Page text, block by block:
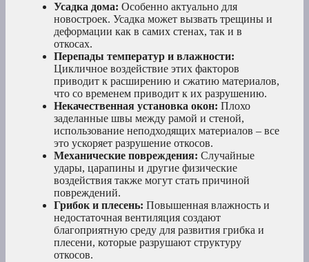
Усадка дома: Особенно актуально для
новостроек. Усадка может вызвать трещины и
деформации как в самих стенах, так и в
откосах.
Перепады температур и влажности:
Цикличное воздействие этих факторов
приводит к расширению и сжатию материалов,
что со временем приводит к их разрушению.
Некачественная установка окон: Плохо
заделанные швы между рамой и стеной,
использование неподходящих материалов – все
это ускоряет разрушение откосов.
Механические повреждения: Случайные
удары, царапины и другие физические
воздействия также могут стать причиной
повреждений.
Грибок и плесень: Повышенная влажность и
недостаточная вентиляция создают
благоприятную среду для развития грибка и
плесени, которые разрушают структуру
откосов.